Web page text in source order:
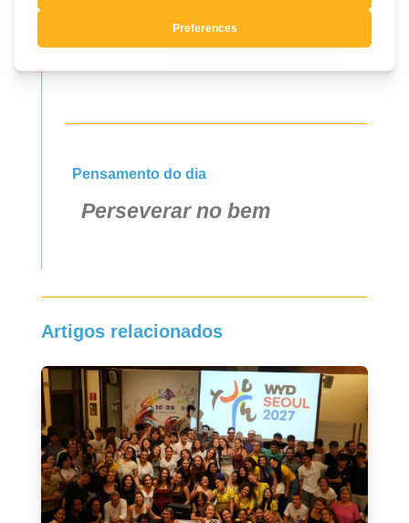
Pensamento do dia
Perseverar no bem
Artigos relacionados